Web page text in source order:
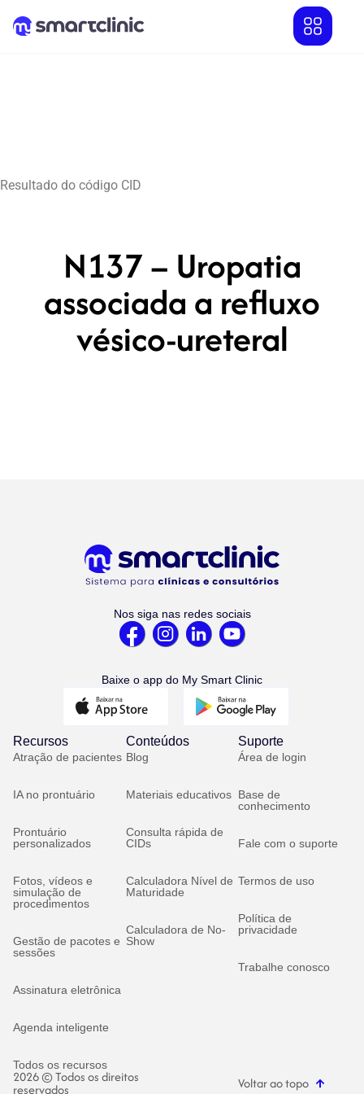
Resultado do código CID
N137 – Uropatia
associada a refluxo
vésico-ureteral
Nos siga nas redes sociais
Baixe o app do My Smart Clinic
Recursos
Atração de pacientes
IA no prontuário
Prontuário
personalizados
Fotos, vídeos e
simulação de
procedimentos
Gestão de pacotes e
sessões
Assinatura eletrônica
Agenda inteligente
Todos os recursos
Conteúdos
Blog
Materiais educativos
Consulta rápida de
CIDs
Calculadora Nível de
Maturidade
Calculadora de No-
Show
Suporte
Área de login
Base de
conhecimento
Fale com o suporte
Termos de uso
Política de
privacidade
Trabalhe conosco
2026 © Todos os direitos
reservados Voltar ao topo